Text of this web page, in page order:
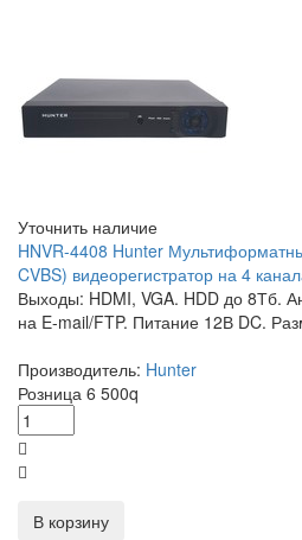
Уточнить наличие
HNVR-4408 Hunter
CVBS) видеорегистратор на 4
Выходы: HDMI, VGA. HDD до 8Тб.
на E-mail/FTP. Питание 12В DC.
Производитель: Hunter
Розница 6 500q
В корзину